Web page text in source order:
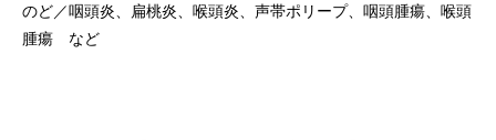
のど／咽頭炎、扁桃炎、喉頭炎、声帯ポリープ、咽頭腫瘍、喉頭
腫瘍 など